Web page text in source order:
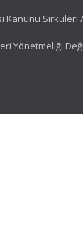
Kanunu Sirküleri
Yönetmeliği